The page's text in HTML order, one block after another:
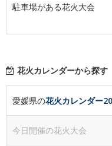
駐車場がある花火大会
花火カレンダーから探す
愛媛県の花火カレンダー
今日開催の花火大会